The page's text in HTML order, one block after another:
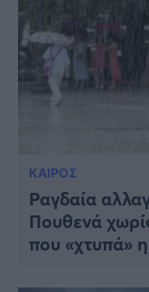
ΚΑΙΡΟΣ
Ραγδαία
Πουθενά
που «χτυπά»